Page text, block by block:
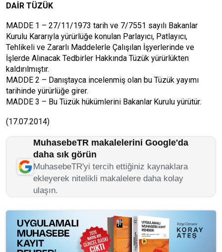
DAİR TÜZÜK
MADDE 1 – 27/11/1973 tarih ve 7/7551 sayılı Bakanlar
Kurulu Kararıyla yürürlüğe konulan Parlayıcı, Patlayıcı,
Tehlikeli ve Zararlı Maddelerle Çalışılan İşyerlerinde ve
İşlerde Alınacak Tedbirler Hakkında Tüzük yürürlükten
kaldırılmıştır.
MADDE 2 – Danıştayca incelenmiş olan bu Tüzük yayımı
tarihinde yürürlüğe girer.
MADDE 3 – Bu Tüzük hükümlerini Bakanlar Kurulu yürütür.
(17.07.2014)
MuhasebeTR makalelerini Google'da
daha sık görün
MuhasebeTR'yi tercih ettiğiniz kaynaklara
ekleyerek nitelikli makalelere daha kolay
ulaşın.